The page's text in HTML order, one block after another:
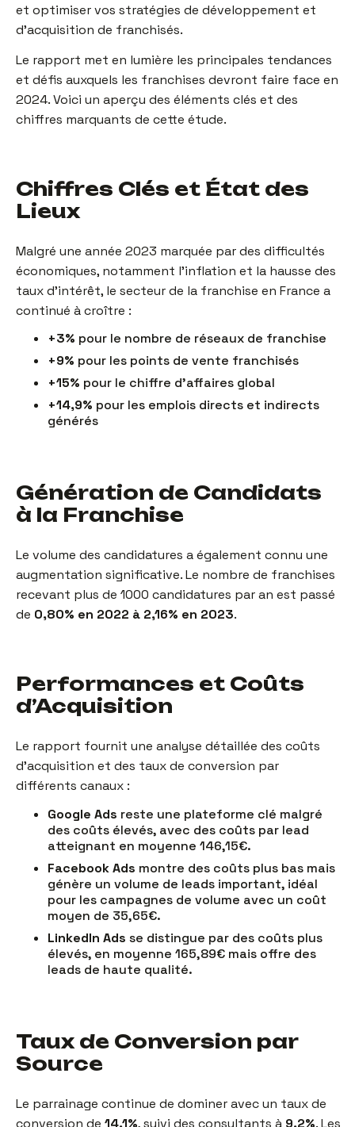
et optimiser vos stratégies de développement et
d’acquisition de franchisés.
Le rapport met en lumière les principales tendances
et défis auxquels les franchises devront faire face en
2024. Voici un aperçu des éléments clés et des
chiffres marquants de cette étude.
Chiffres Clés et État des
Lieux
Malgré une année 2023 marquée par des difficultés
économiques, notamment l'inflation et la hausse des
taux d'intérêt, le secteur de la franchise en France a
continué à croître :
+3% pour le nombre de réseaux de franchise
+9% pour les points de vente franchisés
+15% pour le chiffre d’affaires global
+14,9% pour les emplois directs et indirects
générés
Génération de Candidats
à la Franchise
Le volume des candidatures a également connu une
augmentation significative. Le nombre de franchises
recevant plus de 1000 candidatures par an est passé
de 0,80% en 2022 à 2,16% en 2023.
Performances et Coûts
d’Acquisition
Le rapport fournit une analyse détaillée des coûts
d’acquisition et des taux de conversion par
différents canaux :
Google Ads reste une plateforme clé malgré
des coûts élevés, avec des coûts par lead
atteignant en moyenne 146,15€.
Facebook Ads montre des coûts plus bas mais
génère un volume de leads important, idéal
pour les campagnes de volume avec un coût
moyen de 35,65€.
LinkedIn Ads se distingue par des coûts plus
élevés, en moyenne 165,89€ mais offre des
leads de haute qualité.
Taux de Conversion par
Source
Le parrainage continue de dominer avec un taux de
conversion de 14,1%, suivi des consultants à 9,2%. Les